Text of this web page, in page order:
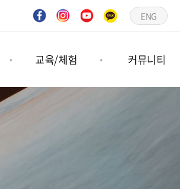
ENG
교육/체험 커뮤니티